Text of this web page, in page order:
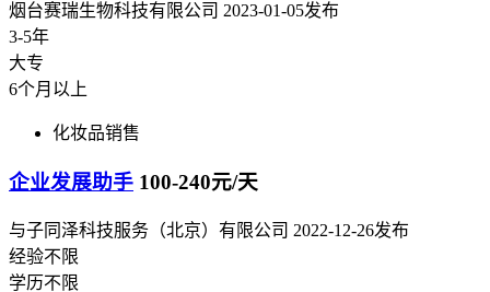
烟台赛瑞生物科技有限公司 2023-01-05发布
3-5年
大专
6个月以上
化妆品销售
企业发展助手 100-240元/天
与子同泽科技服务（北京）有限公司 2022-12-26发布
经验不限
学历不限